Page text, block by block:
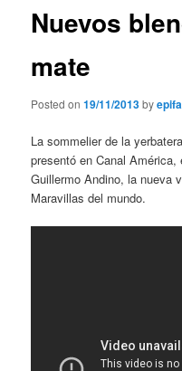
Nuevos
mate
Posted on19/11/2013by
La sommelier de la
presentó en Canal
Guillermo Andino, la nueva
Maravillas del mundo.